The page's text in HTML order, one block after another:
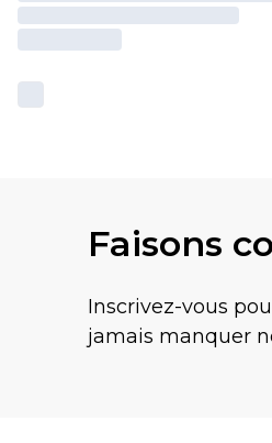
Faisons
Inscrivez-vous
jamais manquer